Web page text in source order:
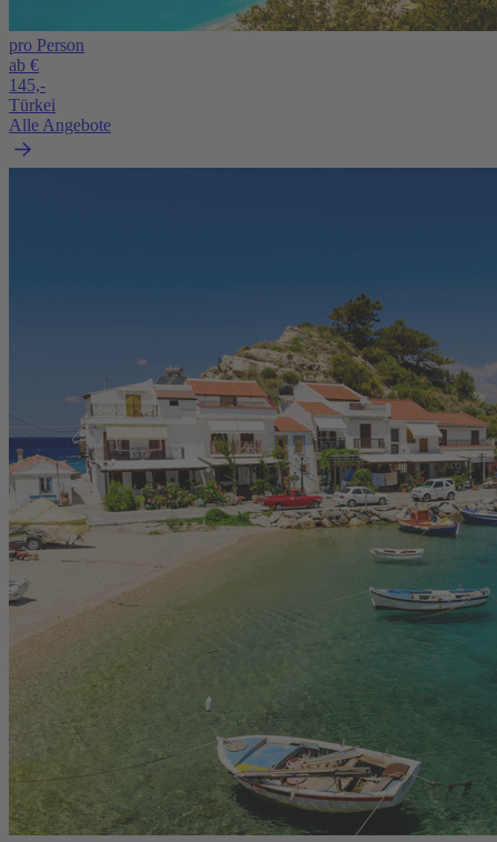
pro Person
ab €
145,-
Türkei
Alle Angebote